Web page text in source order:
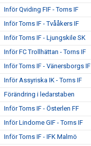
Inför Qviding FIF - Torns IF
Inför Torns IF - Tvååkers IF
Inför Torns IF - Ljungskile SK
Inför FC Trollhättan - Torns IF
Inför Torns IF - Vänersborgs IF
Inför Assyriska IK - Torns IF
Förändring i ledarstaben
Inför Torns IF - Österlen FF
Inför Lindome GIF - Torns IF
Inför Torns IF - IFK Malmö